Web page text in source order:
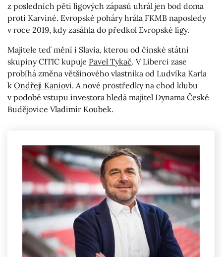
z posledních pěti ligových zápasů uhrál jen bod doma
proti Karviné. Evropské poháry hrála FKMB naposledy
v roce 2019, kdy zasáhla do předkol Evropské ligy.
Majitele teď mění i Slavia, kterou od čínské státní
skupiny CITIC kupuje Pavel Tykač. V Liberci zase
probíhá změna většinového vlastníka od Ludvíka Karla
k Ondřeji Kaniovi. A nové prostředky na chod klubu
v podobě vstupu investora hledá majitel Dynama České
Budějovice Vladimír Koubek.